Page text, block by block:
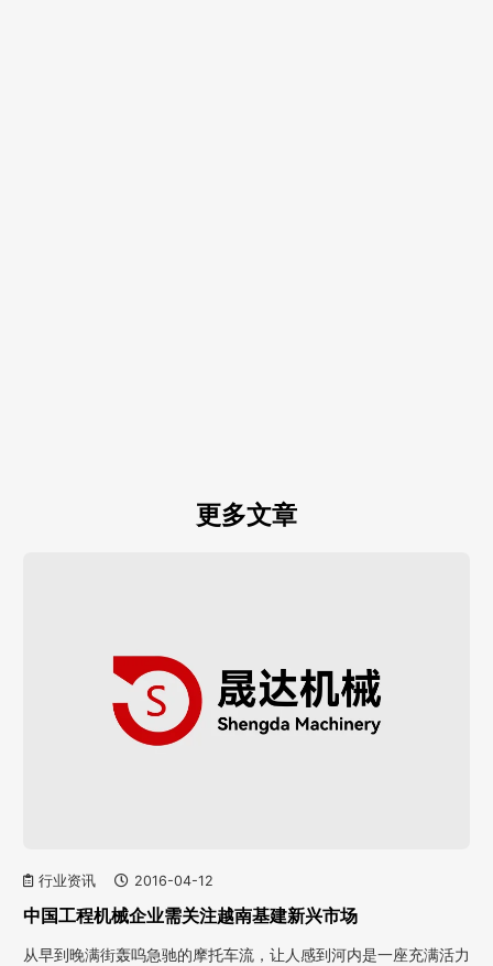
更多文章
行业资讯 2016-04-12
中国工程机械企业需关注越南基建新兴市场
从早到晚满街轰呜急驰的摩托车流，让人感到河内是一座充满活力